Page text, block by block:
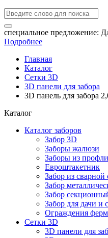
специальное предложение:
Подробнее
Главная
Каталог
Сетки 3D
3D панели для забора
3D панель для забора
Каталог
Каталог заборов
Забор 3D
Заборы жалюзи
Заборы из
Евроштакетник
Забор из сварной
Забор
Забор
Забор для дачи и
Ограждения
Сетки 3D
3D панели для